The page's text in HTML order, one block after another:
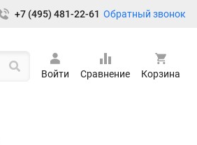
+7 (495) 481-22-61 Обратный звонок
Войти Сравнение Корзина